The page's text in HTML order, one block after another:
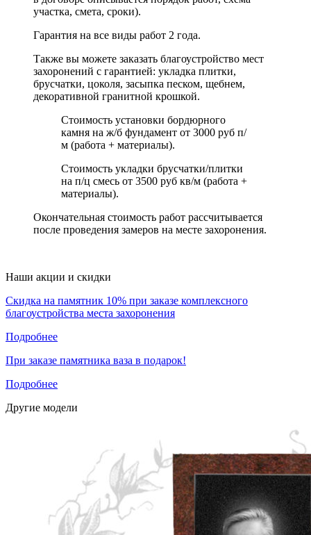
участка, смета, сроки).
Гарантия на все виды работ 2 года.
Также вы можете заказать благоустройство мест
захоронений с гарантией: укладка плитки,
брусчатки, цоколя, засыпка песком, щебнем,
декоративной гранитной крошкой.
Стоимость установки бордюрного
камня на ж/б фундамент от 3000 руб п/
м (работа + материалы).
Стоимость укладки брусчатки/плитки
на п/ц смесь от 3500 руб кв/м (работа +
материалы).
Окончательная стоимость работ рассчитывается
после проведения замеров на месте захоронения.
Наши акции и скидки
Скидка на памятник 10% при заказе комплексного
благоустройства места захоронения
Подробнее
При заказе памятника ваза в подарок!
Подробнее
Другие модели